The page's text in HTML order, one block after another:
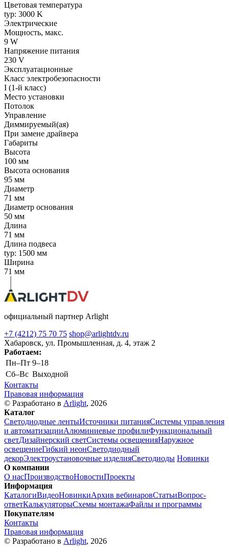
Цветовая температура
typ: 3000 K
Электрические
Мощность, макс.
9 W
Напряжение питания
230 V
Эксплуатационные
Класс электробезопасности
I (1-й класс)
Место установки
Потолок
Управление
Диммируемый(ая)
При замене драйвера
Габариты
Высота
100 мм
Высота основания
95 мм
Диаметр
71 мм
Диаметр основания
50 мм
Длина
71 мм
Длина подвеса
typ: 1500 мм
Ширина
71 мм
официальный партнер Arlight
+7 (4212) 75 70 75 shop@arlightdv.ru
Хабаровск, ул. Промышленная, д. 4, этаж 2
Работаем:
Пн–Пт 9–18
Cб–Вс Выходной
Контакты
Правовая информация
© Разработано в Arlight, 2026
Каталог
Светодиодные лентыИсточники питанияСистемы управления
и автоматизацииАлюминиевые профилиФункциональный
светДизайнерский светСистемы освещенияНаружное
освещениеГибкий неонСветодиодный
декорЭлектроустановочные изделияСветодиоды Новинки
О компании
О насПроизводствоНовостиПроекты
Информация
КаталогиВидеоНовинкиАрхив вебинаровСтатьиВопрос-
ответКалькуляторыСхемы монтажаФайлы и программы
Покупателям
Контакты
Правовая информация
© Разработано в Arlight, 2026